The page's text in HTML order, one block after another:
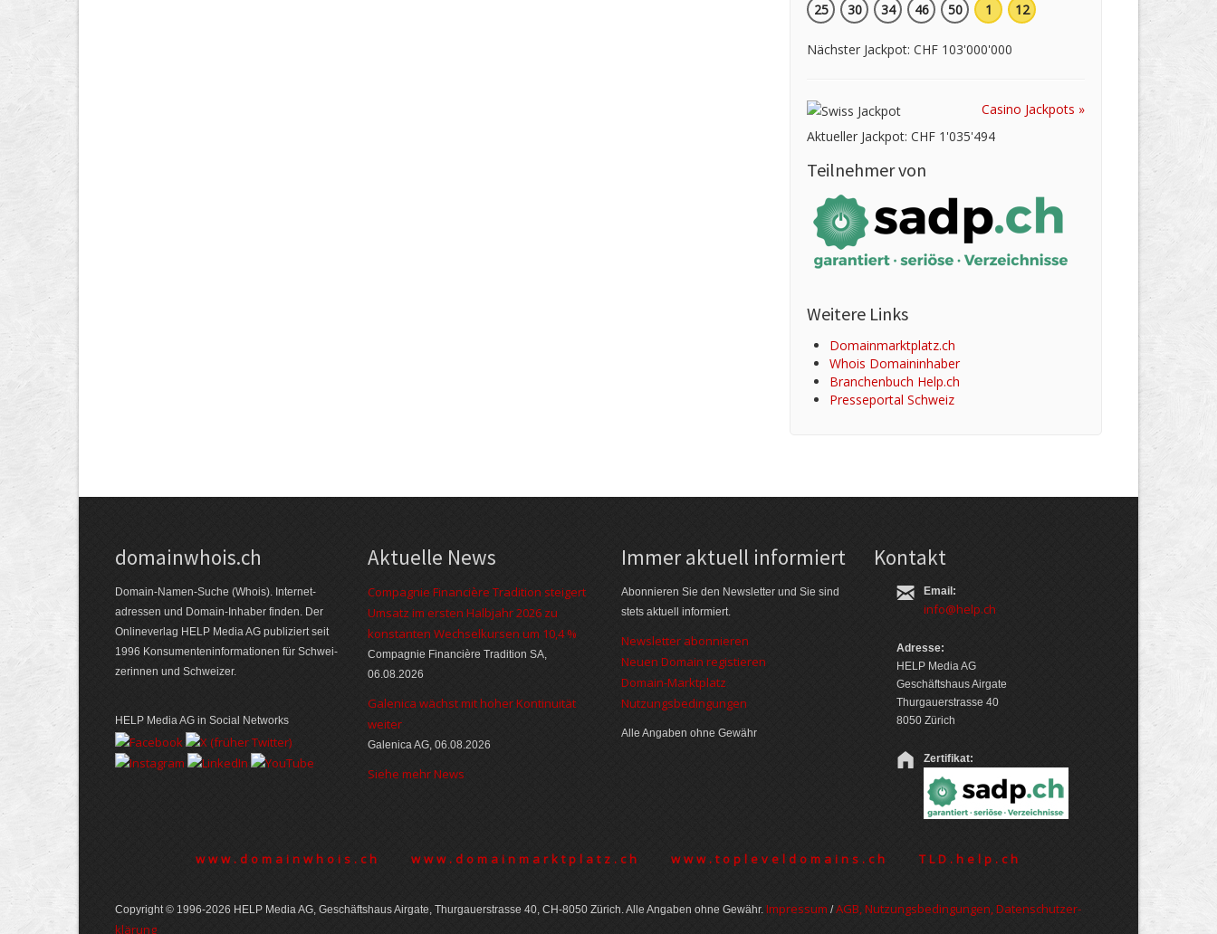
25 30 34 46 50 1 12
Nächster Jackpot: CHF 103'000'000
Casino Jackpots »
Aktueller Jackpot: CHF 1'035'494
Teilnehmer von
Weitere Links
Domainmarktplatz.ch
Whois Domaininhaber
Branchenbuch Help.ch
Presseportal Schweiz
domainwhois.ch
Domain-Namen-Suche (Whois). Internet­
adressen und Domain-Inhaber finden. Der
Online­verlag HELP Media AG publiziert seit
1996 Konsumenten­informationen für Schwei­
zerinnen und Schweizer.
HELP Media AG in Social Networks
Aktuelle News
Compagnie Financière Tradition steigert
Umsatz im ersten Halbjahr 2026 zu
konstanten Wechselkursen um 10,4 %
Compagnie Financière Tradition SA,
06.08.2026
Galenica wächst mit hoher Kontinuität
weiter
Galenica AG, 06.08.2026
Siehe mehr News
Immer aktuell informiert
Abonnieren Sie den Newsletter und Sie sind
stets aktuell informiert.
Newsletter abonnieren
Neuen Domain registieren
Domain-Marktplatz
Nutzungsbedingungen
Alle Angaben ohne Gewähr
Kontakt
Email:
info@help.ch
Adresse:
HELP Media AG
Geschäftshaus Airgate
Thurgauerstrasse 40
8050 Zürich
Zertifikat:
www.domainwhois.ch www.domainmarktplatz.ch www.topleveldomains.ch TLD.help.ch
Copyright © 1996-2026 HELP Media AG, Geschäftshaus Airgate, Thurgauer­strasse 40, CH-8050 Zürich. Alle Angaben ohne Gewähr. Im­pres­sum /AGB, Nut­zungs­bedin­gungen, Daten­schutz­er­
klärung